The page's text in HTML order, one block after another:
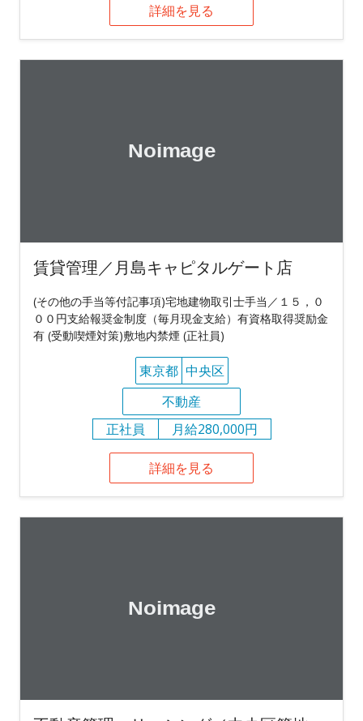
詳細を見る
賃貸管理／月島キャピタルゲート店
(その他の手当等付記事項)宅地建物取引士手当／１５，０
００円支給報奨金制度（毎月現金支給）有資格取得奨励金
有 (受動喫煙対策)敷地内禁煙 (正社員)
東京都 中央区
不動産
正社員
月給280,000円
詳細を見る